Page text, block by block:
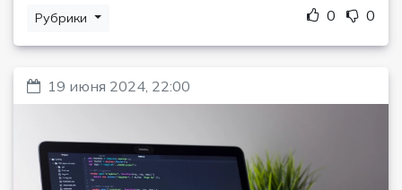
Рубрики 0 0
19 июня 2024, 22:00